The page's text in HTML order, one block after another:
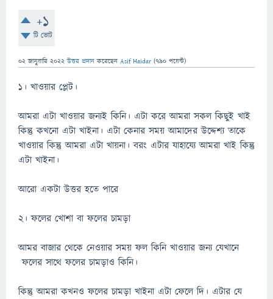
+1
টি ভোট
02 জানুয়ারি 2022 উত্তর প্রদান করেছেন Asif Haidar (790 পয়েন্ট)
1। খাওয়ার প্লেট।
আমরা এটা খাওয়ার জন্যই কিনি। এটা করে আমরা সকল কিছুই খাই
কিন্তু কখনো এটা খাইনা। এটা কেনার সময় আমাদের উদ্দেশ্য তাকে
খাওয়ার কিন্তু আমরা এটা খায়না। বরং এটার যাহায্যে আমরা খাই কিন্তু
এটা খাইনা।
আরো একটা উত্তর হতে পারে
2। ফলের খোশা বা ফলের চামড়া
আমর বাজার থেকে নেওয়ার সময় ফল কিনি খাওয়ার জন্য যেখানে
ফলের সাথে ফলের চামড়াও কিনি।
কিন্তু আমরা কখনও ফলের চামড়া খাইনা এটা ফেলে দি। এটার যে